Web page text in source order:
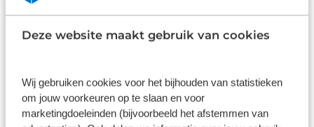
Deze website maakt gebruik van cookies
Wij gebruiken cookies voor het bijhouden van statistieken
om jouw voorkeuren op te slaan en voor
marketingdoeleinden (bijvoorbeeld het afstemmen van
Bekijk details
1/17
€ -5.000
Audi A3 Sportback
Advanced edition | Aluminium optiek in het interieur |
Assistentiepakket Rijden en Parkeren Plus | Audi virtual cockpit